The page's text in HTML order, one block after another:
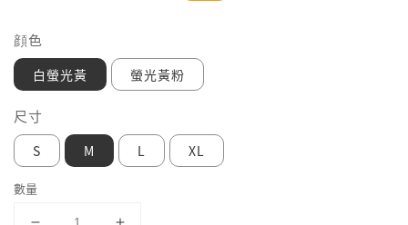
顔色
白螢光黃 螢光黃粉
尺寸
S M L XL
數量